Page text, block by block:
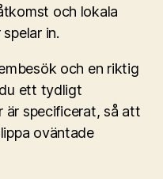
och lokala
in.
och en riktig
ett tydligt
är specificerat, så att
oväntade